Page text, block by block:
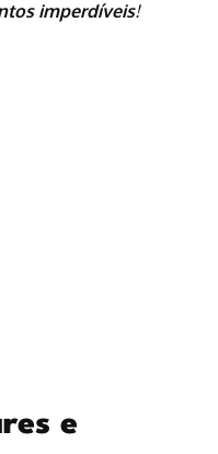
imperdíveis!
e